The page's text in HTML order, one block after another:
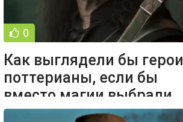
0
Как выглядели бы герои
поттерианы, если бы
вместо магии выбрали
рок-музыку (16 фото)